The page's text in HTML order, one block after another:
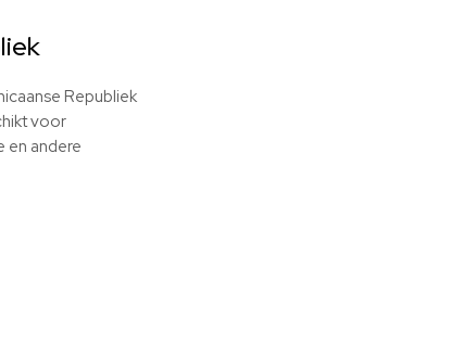
Republiek
voor
en andere